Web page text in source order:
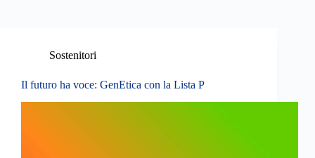
Sostenitori
Il futuro ha voce: GenEtica con la Lista P